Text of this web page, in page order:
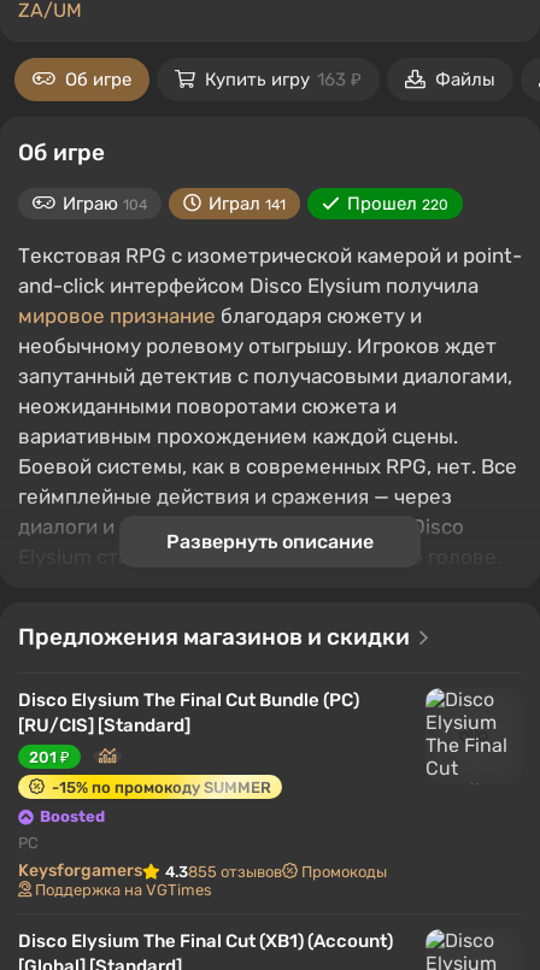
ZA/UM
Об игре Купить игру 163 ₽ Файлы
Об игре
Играю 104 Играл 141 Прошел 220
Текстовая RPG с изометрической камерой и point-
and-click интерфейсом Disco Elysium получила
мировое признание благодаря сюжету и
необычному ролевому отыгрышу. Игроков ждет
запутанный детектив с получасовыми диалогами,
неожиданными поворотами сюжета и
вариативным прохождением каждой сцены.
Боевой системы, как в современных RPG, нет. Все
геймплейные действия и сражения — через
диалоги и проверки навыков, а фишкой Disco
Elysium стали споры навыков героя в его голове.
Предыстория мира
Развитие героя
Сюжет
Интересные особенности
Предыстория мира
Развернуть описание
Предложения магазинов и скидки
Disco Elysium The Final Cut Bundle (PC)
[RU/CIS] [Standard]
201 ₽
-15% по промокоду SUMMER
Boosted
PC
Keysforgamers 4.3855 отзывов
Промокоды
Поддержка на VGTimes
Disco Elysium The Final Cut (XB1) (Account)